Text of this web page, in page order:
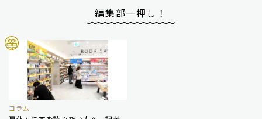
編集部一押し！
コラム